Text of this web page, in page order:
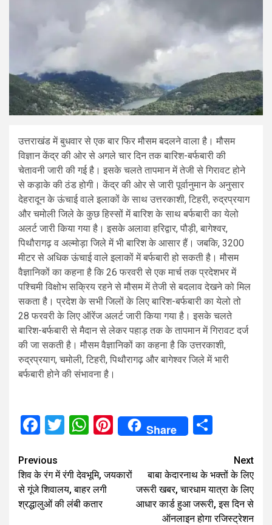
उत्तराखंड में बुधवार से एक बार फिर मौसम बदलने वाला है। मौसम
विज्ञान केंद्र की ओर से अगले चार दिन तक बारिश-बर्फबारी की
चेतावनी जारी की गई है। इसके चलते तापमान में तेजी से गिरावट होने
से कड़ाके की ठंड होगी। केंद्र की ओर से जारी पूर्वानुमान के अनुसार
देहरादून के ऊंचाई वाले इलाकों के साथ उत्तरकाशी, टिहरी, रुद्रप्रयाग
और चमोली जिले के कुछ हिस्सों में बारिश के साथ बर्फबारी का येलो
अलर्ट जारी किया गया है। इसके अलावा हरिद्वार, पौड़ी, बागेश्वर,
पिथौरागढ़ व अल्मोड़ा जिले में भी बारिश के आसार हैं। जबकि, 3200
मीटर से अधिक ऊंचाई वाले इलाकों में बर्फबारी हो सकती है। मौसम
वैज्ञानिकों का कहना है कि 26 फरवरी से एक मार्च तक प्रदेशभर में
पश्चिमी विक्षोभ सक्रिय रहने से मौसम में तेजी से बदलाव देखने को मिल
सकता है। प्रदेश के सभी जिलों के लिए बारिश-बर्फबारी का येलो तो
28 फरवरी के लिए ऑरेंज अलर्ट जारी किया गया है। इसके चलते
बारिश-बर्फबारी से मैदान से लेकर पहाड़ तक के तापमान में गिरावट दर्ज
की जा सकती है। मौसम वैज्ञानिकों का कहना है कि उत्तरकाशी,
रुद्रप्रयाग, चमोली, टिहरी, पिथौरागढ़ और बागेश्वर जिले में भारी
बर्फबारी होने की संभावना है।
Facebook
TwitterWhatsApp
Pinterest
Share
Continue
Reading
Previous
शिव के रंग में रंगी देवभूमि, जयकारों
से गूंजे शिवालय, बाहर लगी
श्रद्धालुओं की लंबी कतार
Next
बाबा केदारनाथ के भक्तों के लिए
जरूरी खबर, चारधाम यात्रा के लिए
आधार कार्ड हुआ जरूरी, इस दिन से
ऑनलाइन होगा रजिस्ट्रेशन